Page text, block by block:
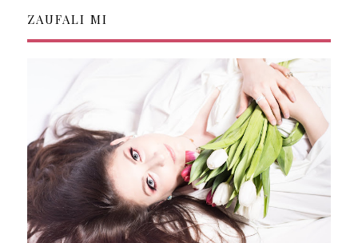
ZAUFALI MI